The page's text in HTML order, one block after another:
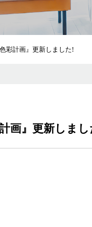
彩計画』更新しました!
画』更新しま